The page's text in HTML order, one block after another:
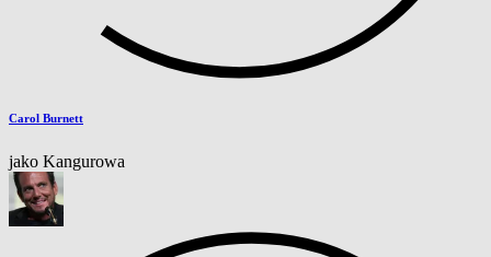
Carol Burnett
jako Kangurowa